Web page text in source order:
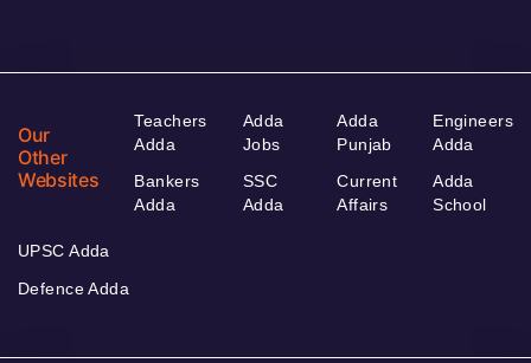
Our
Other
Websites
Teachers
Adda
Bankers
Adda
Adda
Jobs
SSC
Adda
Adda
Punjab
Current
Affairs
Engineers
Adda
Adda
School
UPSC Adda
Defence Adda